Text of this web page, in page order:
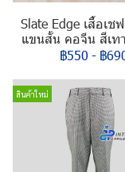
Slate Edge เสื้อเช
แขนสั้น คอจีน สีเท
฿550 - ฿
สินค้าใหม่